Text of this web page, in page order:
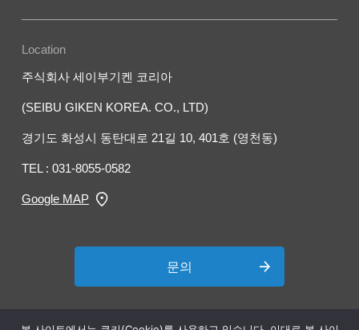
Location
주식회사 세이부기켄 코리아
(SEIBU GIKEN KOREA. CO., LTD)
경기도 화성시 동탄대로 21길 10, 401호 (영천동)
TEL : 031-8055-0582
Google MAP
문의